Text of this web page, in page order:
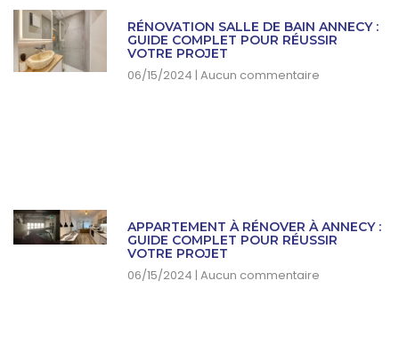
RÉNOVATION SALLE DE BAIN ANNECY :
GUIDE COMPLET POUR RÉUSSIR
VOTRE PROJET
06/15/2024 Aucun commentaire
APPARTEMENT À RÉNOVER À ANNECY :
GUIDE COMPLET POUR RÉUSSIR
VOTRE PROJET
06/15/2024 Aucun commentaire